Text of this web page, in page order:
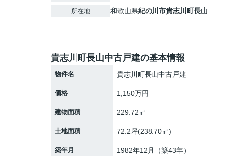
所在地 和歌山県紀の川市貴志川町長山
貴志川町長山中古戸建の基本情報
物件名 貴志川町長山中古戸建
価格 1,150万円
建物面積 229.72㎡
土地面積 72.2坪(238.70㎡)
築年月 1982年12月（築43年）